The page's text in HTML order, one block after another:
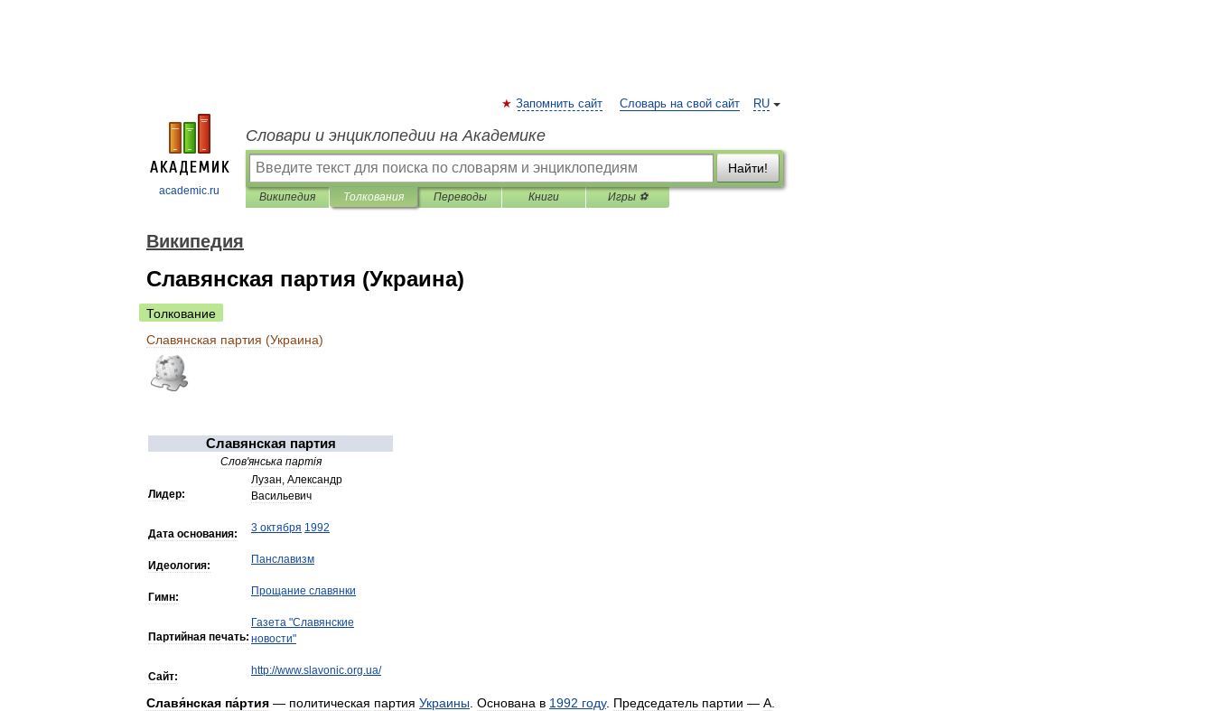
academic.ru
RU
Запомнить сайт Словарь на свой сайт
Словари и энциклопедии на Академике
Найти!
Википедия Толкования Переводы Книги Игры ⚽
Википедия
Славянская партия (Украина)
Толкование
Славянская партия (Украина)
Славянская партия
Слов'янська партія
Лидер:
Лузан, Александр
Васильевич
Дата основания: 3 октября 1992
Идеология: Панславизм
Гимн: Прощание славянки
Партийная печать:
Газета "Славянские
новости"
Сайт: http://www.slavonic.org.ua/
Славя́нская па́ртия — политическая партия Украины Основана в 1992 году. Председатель партии — А